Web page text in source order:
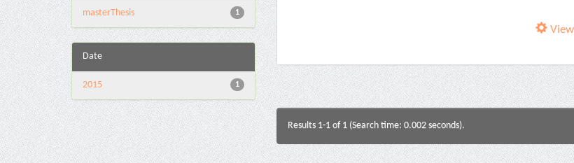
1
masterThesis
Date
1
2015
Results 1-1 of 1 (Search time: 0.002 seconds).